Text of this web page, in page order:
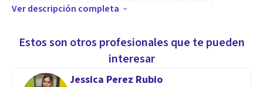
compromiso con los tratamientos que desarrollo.
Aptitudes
Me desempeño en modo presencial y online desde la
Terapia Cognitiva Conductual con Tratamientos Basados
Ver descripción completa
Estos son otros profesionales que te pueden
interesar
Jessica Perez Rubio